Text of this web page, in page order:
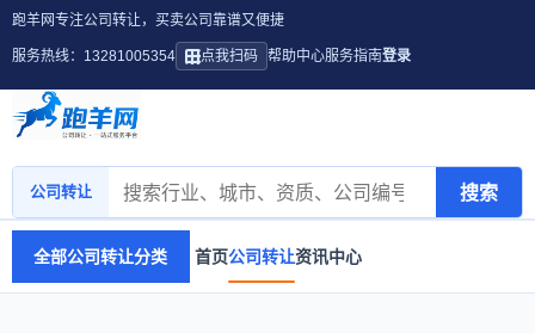
跑羊网专注公司转让，买卖公司靠谱又便捷
服务热线：13281005354 点我扫码 帮助中心服务指南登录
公司转让 搜索
全部公司转让分类 首页公司转让资讯中心